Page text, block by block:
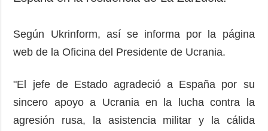
Según Ukrinform, así se informa por la página
web de la Oficina del Presidente de Ucrania.
"El jefe de Estado agradeció a España por su
sincero apoyo a Ucrania en la lucha contra la
agresión rusa, la asistencia militar y la cálida